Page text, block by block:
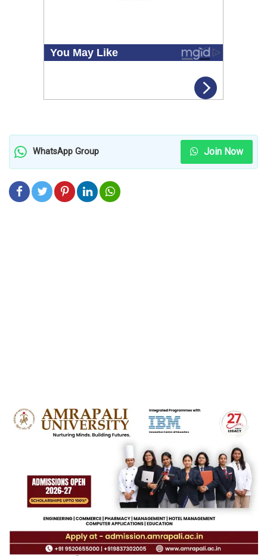
WhatsApp Group Join Now